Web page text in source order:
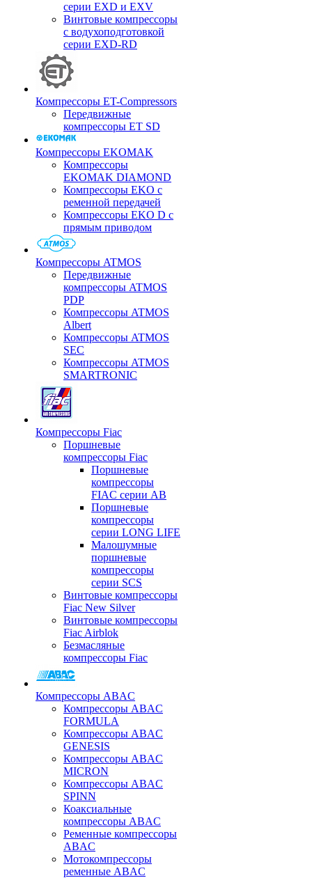
серии EXD и EXV
Винтовые компрессоры
с водухоподготовкой
серии EXD-RD
Компрессоры ET-Compressors
Передвижные
компрессоры ET SD
Компрессоры EKOMAK
Компрессоры
EKOMAK DIAMOND
Компрессоры EKO c
ременной передачей
Компрессоры EKO D с
прямым приводом
Компрессоры ATMOS
Передвижные
компрессоры ATMOS
PDP
Компрессоры ATMOS
Albert
Компрессоры ATMOS
SEC
Компрессоры ATMOS
SMARTRONIC
Компрессоры Fiac
Поршневые
компрессоры Fiac
Поршневые
компрессоры
FIAC серии AB
Поршневые
компрессоры
серии LONG LIFE
Малошумные
поршневые
компрессоры
серии SCS
Винтовые компрессоры
Fiac New Silver
Винтовые компрессоры
Fiac Airblok
Безмасляные
компрессоры Fiac
Компрессоры ABAC
Компрессоры ABAC
FORMULA
Компрессоры ABAC
GENESIS
Компрессоры ABAC
MICRON
Компрессоры ABAC
SPINN
Коаксиальные
компрессоры ABAC
Ременные компрессоры
ABAC
Мотокомпрессоры
ременные ABAC